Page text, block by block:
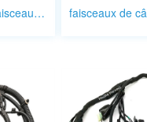
assemblage de faisceaux de câbles